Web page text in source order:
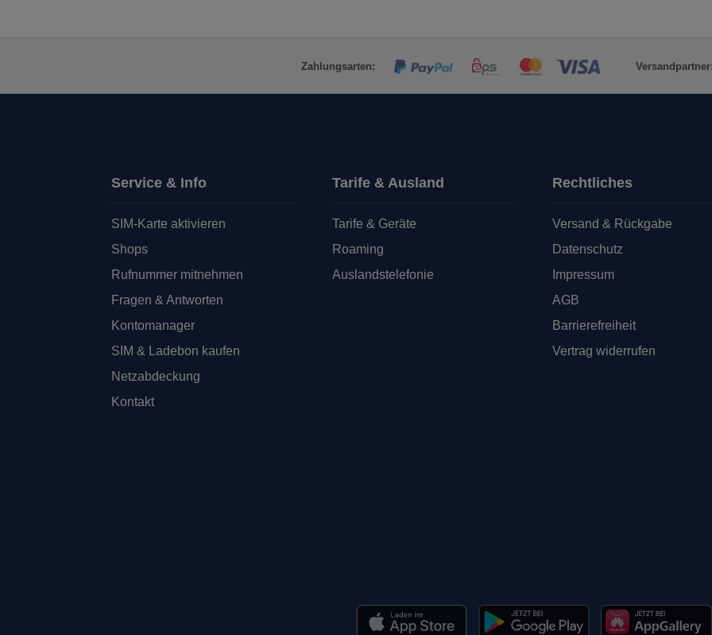
Zahlungsarten:
Service & Info
SIM-Karte aktivieren
Shops
Rufnummer mitnehmen
Fragen & Antworten
Kontomanager
SIM & Ladebon kaufen
Netzabdeckung
Kontakt
Tarife & Ausland
Tarife & Geräte
Roaming
Auslandstelefonie
Rechtliches
Versand & Rückgabe
Datenschutz
Impressum
AGB
Barrierefreiheit
Vertrag widerrufen